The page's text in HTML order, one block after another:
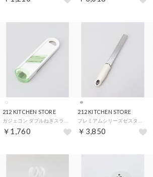
212 KITCHEN STORE
￥1,760
212 KITCHEN STORE
￥3,850